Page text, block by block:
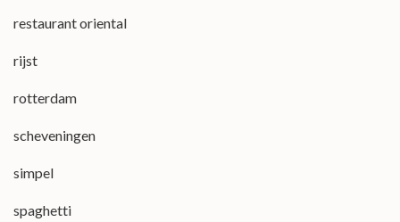
restaurant oriental
rijst
rotterdam
scheveningen
simpel
spaghetti